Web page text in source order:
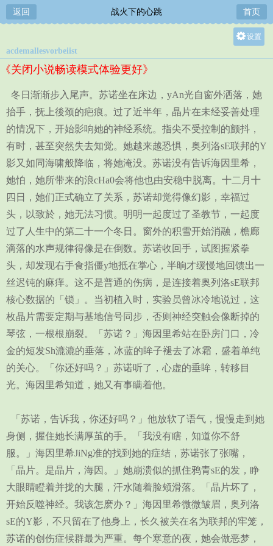
返回 战火下的心跳 首页
设置
中
小
acdemallesvorbeiist
《关闭小说畅读模式体验更好》
冬日渐渐步入尾声。苏诺坐在床边，yAn光自窗外洒落，她
抬手，抚上後颈的疤痕。过了近半年，晶片在未经妥善处理
的情况下，开始影响她的神经系统。指尖不受控制的颤抖，
有时，甚至突然失去知觉。她越来越恐惧，奥列洛sE联邦的Y
影又如同海啸般降临，将她淹没。苏诺没有告诉海因里希，
她怕，她所带来的浪cHa0会将他也由安稳中脱离。十二月十
四日，她们正式确立了关系，苏诺却觉得像幻影，幸福过
头，以致於，她无法习惯。明明一起度过了圣教节，一起度
过了人生中的第二十一个冬日。窗外的积雪开始消融，檐廊
滴落的水声规律得像是在倒数。苏诺收回手，试图握紧拳
头，却发现右手食指僵y地抵在掌心，半晌才缓慢地回馈出一
丝迟钝的麻痒。这不是普通的伤病，是连接着奥列洛sE联邦
核心数据的「锁」。当初植入时，实验员曾冰冷地说过，这
枚晶片需要定期与基地信号同步，否则神经突触会像断掉的
琴弦，一根根崩裂。「苏诺？」海因里希站在卧房门口，冷
金的短发Sh漉漉的垂落，冰蓝的眸子褪去了冰霜，盛着单纯
的关心。「你还好吗？」苏诺听了，心虚的垂眸，转移目
光。海因里希知道，她又有事瞒着他。
「苏诺，告诉我，你还好吗？」他放软了语气，慢慢走到她
身侧，握住她长满厚茧的手。「我没有瞎，知道你不舒
服。」海因里希JiNg准的找到她的症结，苏诺张了张嘴，
「晶片。是晶片，海因。」她崩溃似的抓住鸦青sE的发，睁
大眼睛瞪着并拢的大腿，汗水随着脸颊滑落。「晶片坏了，
开始反噬神经。我该怎麽办？」海因里希微微皱眉，奥列洛
sE的Y影，不只留在了他身上，长久被关在名为联邦的牢笼，
苏诺的创伤症候群最为严重。每个寒意的夜，她会做恶梦，